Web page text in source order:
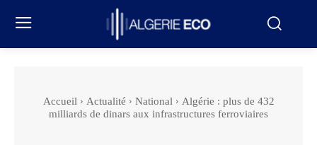
Accueil Actualité National
Algérie : plus de 432
milliards de dinars aux infrastructures ferroviaires